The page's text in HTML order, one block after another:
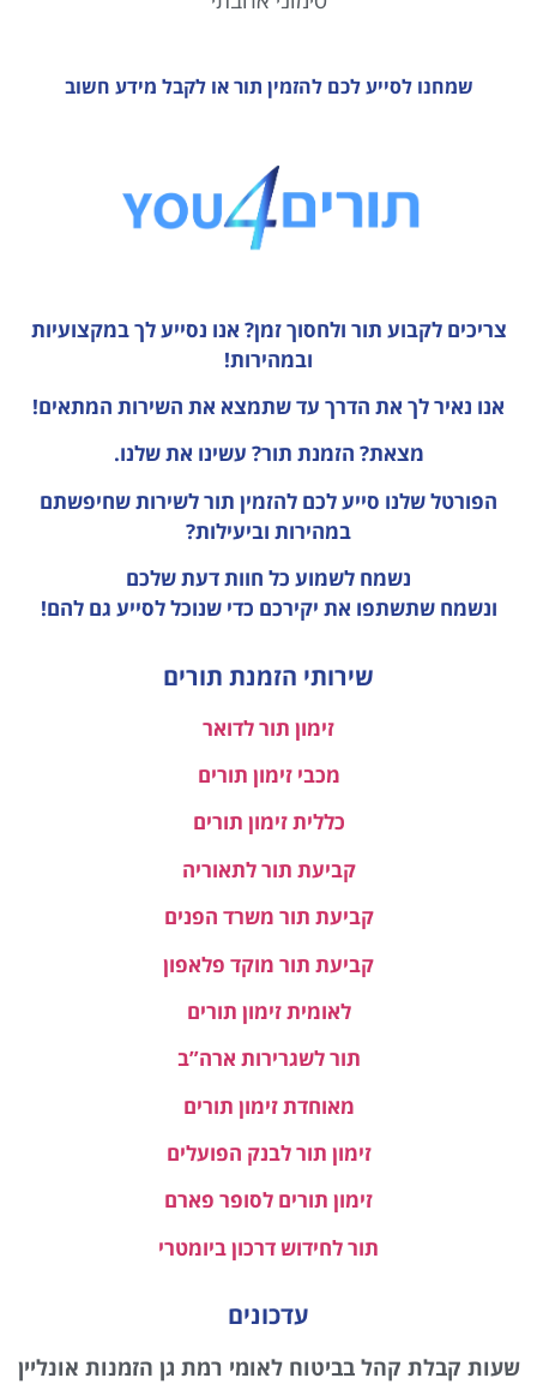
שמחנו לסייע לכם להזמין תור או לקבל מידע חשוב
צריכים לקבוע תור ולחסוך זמן? אנו נסייע לך במקצועיות
ובמהירות!
אנו נאיר לך את הדרך עד שתמצא את השירות המתאים!
מצאת? הזמנת תור? עשינו את שלנו.
הפורטל שלנו סייע לכם להזמין תור לשירות שחיפשתם
במהירות וביעילות?
נשמח לשמוע כל חוות דעתשלכם
ונשמח שתשתפו את יקירכם כדי שנוכל לסייע גם להם!
שירותי הזמנת תורים
זימון תור לדואר
מכבי זימון תורים
כללית זימון תורים
קביעת תור לתאוריה
קביעת תור משרד הפנים
קביעת תור מוקד פלאפון
לאומית זימון תורים
תור לשגרירות ארה”ב
מאוחדת זימון תורים
זימון תור לבנק הפועלים
זימון תורים לסופר פארם
תור לחידוש דרכון ביומטרי
עדכונים
שעות קבלת קהל בביטוח לאומי רמת גן הזמנות אונליין